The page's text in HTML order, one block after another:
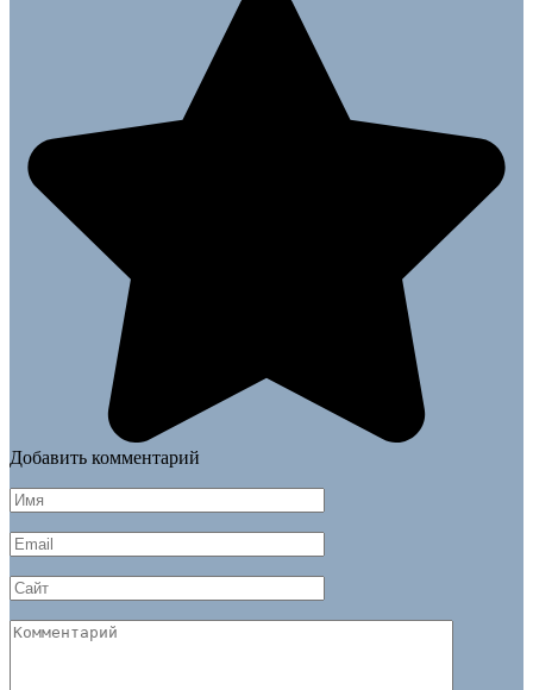
Добавить комментарий
Имя
*
Email
*
Сайт
Комментарий